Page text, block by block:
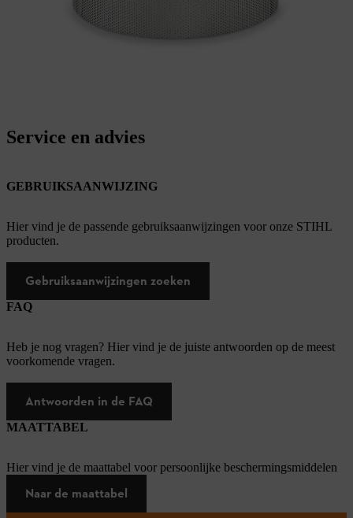
Service en advies
GEBRUIKSAANWIJZING
Hier vind je de passende gebruiksaanwijzingen voor onze STIHL
producten.
Gebruiksaanwijzingen zoeken
FAQ
Heb je nog vragen? Hier vind je de juiste antwoorden op de meest
voorkomende vragen.
Antwoorden in de FAQ
MAATTABEL
Hier vind je de maattabel voor persoonlijke beschermingsmiddelen
Naar de maattabel